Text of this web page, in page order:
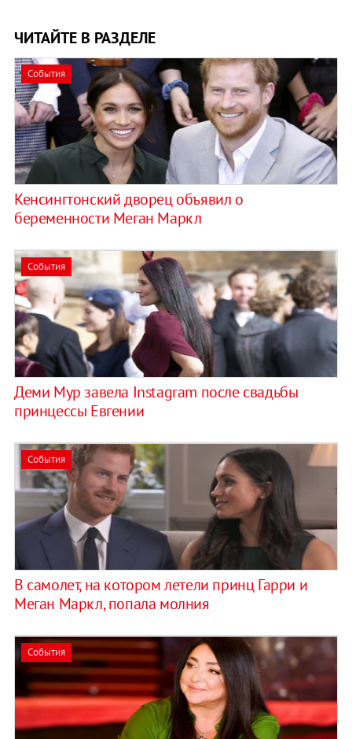
ЧИТАЙТЕ В РАЗДЕЛЕ
События
Кенсингтонский дворец объявил о
беременности Меган Маркл
События
Деми Мур завела Instagram после свадьбы
принцессы Евгении
События
В самолет, на котором летели принц Гарри и
Меган Маркл, попала молния
События